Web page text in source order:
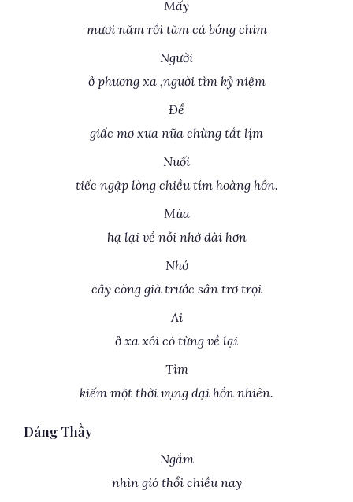
Mấy
mươi năm rồi tăm cá bóng chim
Người
ở phương xa ,người tìm kỷ niệm
Để
giấc mơ xưa nữa chừng tắt lịm
Nuối
tiếc ngập lòng chiều tím hoàng hôn.
Mùa
hạ lại về nỗi nhớ dài hơn
Nhớ
cây còng già trước sân trơ trọi
Ai
ở xa xôi có từng về lại
Tìm
kiếm một thời vụng dại hồn nhiên.
Dáng Thầy
Ngắm
nhìn gió thổi chiều nay